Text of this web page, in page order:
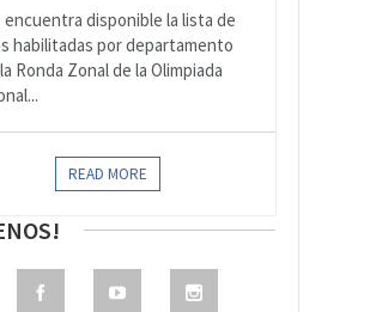
encuentra disponible la lista de
habilitadas por departamento
Ronda Zonal de la Olimpiada
READ MORE